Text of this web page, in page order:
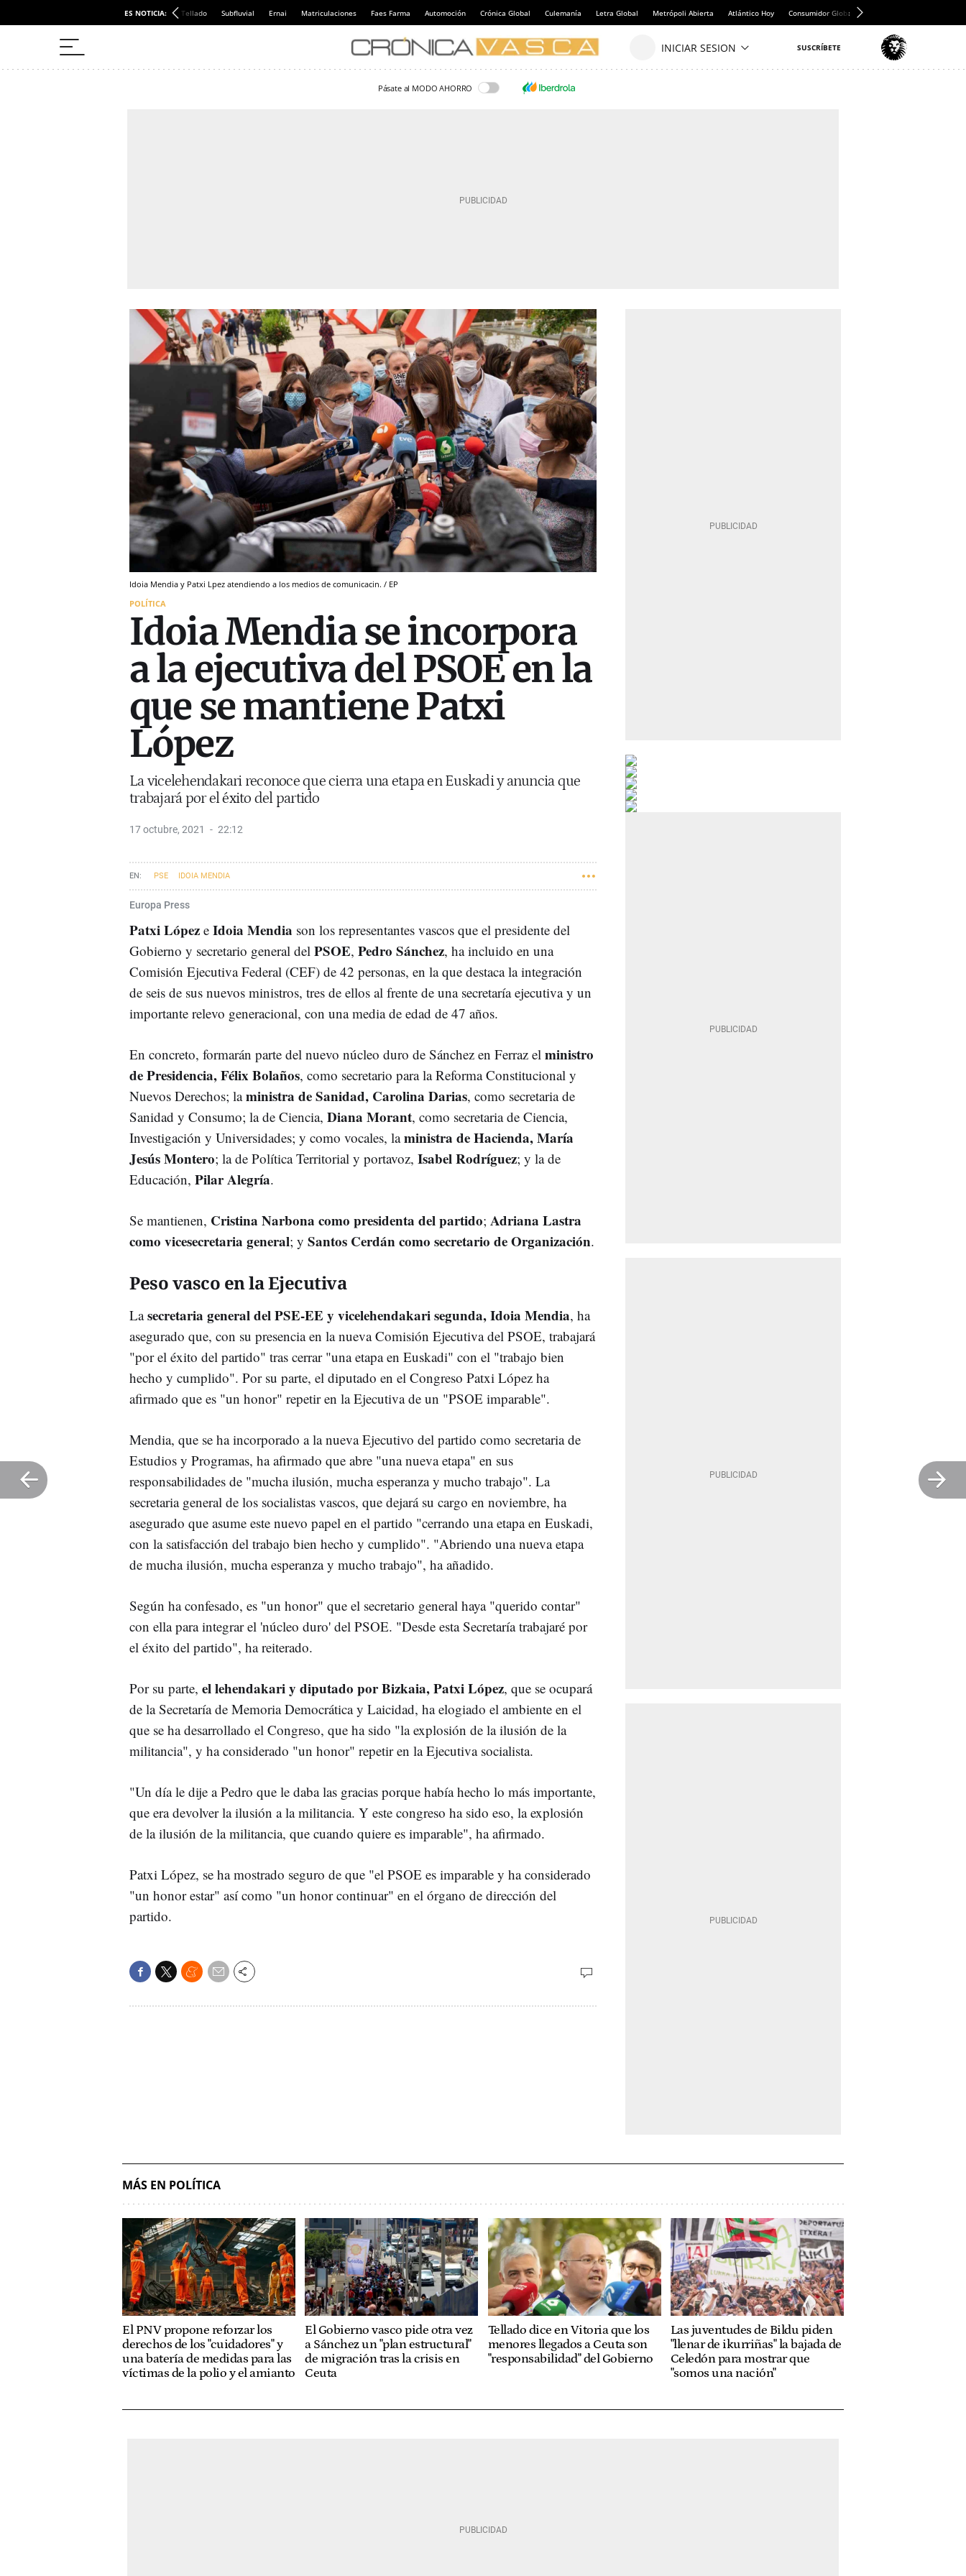
ES NOTICIA: Tellado Subfluvial Ernai Matriculaciones Faes Farma Automoción Crónica Global Culemanía Letra Global Metrópoli Abierta Atlántico Hoy Consumidor Global
Pásate al MODO AHORRO
Idoia Mendia y Patxi Lpez atendiendo a los medios de comunicacin. / EP
POLÍTICA
Idoia Mendia se incorpora
a la ejecutiva del PSOE en la
que se mantiene Patxi
López
La vicelehendakari reconoce que cierra una etapa en Euskadi y anuncia que
trabajará por el éxito del partido
17 octubre, 2021 22:12
PSE IDOIA MENDIA
Europa Press
Patxi López e Idoia Mendia son los representantes vascos que el presidente del
Gobierno y secretario general del PSOE, Pedro Sánchez, ha incluido en una
Comisión Ejecutiva Federal (CEF) de 42 personas, en la que destaca la integración
de seis de sus nuevos ministros, tres de ellos al frente de una secretaría ejecutiva y un
importante relevo generacional, con una media de edad de 47 años.
En concreto, formarán parte del nuevo núcleo duro de Sánchez en Ferraz el ministro
de Presidencia, Félix Bolaños, como secretario para la Reforma Constitucional y
Nuevos Derechos; laministra de Sanidad, Carolina Darias, como secretaria de
Sanidad y Consumo; la de Ciencia, Diana Morant, como secretaria de Ciencia,
Investigación y Universidades; y como vocales, laministra de Hacienda, María
Jesús Montero; la de Política Territorial y portavoz, Isabel Rodríguez; y la de
Educación, Pilar Alegría.
Se mantienen, Cristina Narbona como presidenta del partido; Adriana Lastra
como vicesecretaria general; y Santos Cerdán como secretario de Organización.
Peso vasco en la Ejecutiva
Lasecretaria general del PSE-EE y vicelehendakari segunda, Idoia Mendia, ha
asegurado que, con su presencia en la nueva Comisión Ejecutiva del PSOE, trabajará
"por el éxito del partido" tras cerrar "una etapa en Euskadi" con el "trabajo bien
hecho y cumplido". Por su parte, el diputado en el Congreso Patxi López ha
afirmado que es "un honor" repetir en la Ejecutiva de un "PSOE imparable".
Mendia, que se ha incorporado a la nueva Ejecutivo del partido como secretaria de
Estudios y Programas, ha afirmado que abre "una nueva etapa" en sus
responsabilidades de "mucha ilusión, mucha esperanza y mucho trabajo". La
secretaria general de los socialistas vascos, que dejará su cargo en noviembre, ha
asegurado que asume este nuevo papel en el partido "cerrando una etapa en Euskadi,
con la satisfacción del trabajo bien hecho y cumplido". "Abriendo una nueva etapa
de mucha ilusión, mucha esperanza y mucho trabajo", ha añadido.
Según ha confesado, es "un honor" que el secretario general haya "querido contar"
con ella para integrar el 'núcleo duro' del PSOE. "Desde esta Secretaría trabajaré por
el éxito del partido", ha reiterado.
Por su parte, el lehendakari y diputado por Bizkaia, Patxi López, que se ocupará
de la Secretaría de Memoria Democrática y Laicidad, ha elogiado el ambiente en el
que se ha desarrollado el Congreso, que ha sido "la explosión de la ilusión de la
militancia", y ha considerado "un honor" repetir en la Ejecutiva socialista.
"Un día le dije a Pedro que le daba las gracias porque había hecho lo más importante,
que era devolver la ilusión a la militancia. Y este congreso ha sido eso, la explosión
de la ilusión de la militancia, que cuando quiere es imparable", ha afirmado.
Patxi López, se ha mostrado seguro de que "el PSOE es imparable y ha considerado
"un honor estar" así como "un honor continuar" en el órgano de dirección del
partido.
MÁS EN POLÍTICA
El PNV propone reforzar los
derechos de los "cuidadores" y
una batería de medidas para las
víctimas de la polio y el amianto
El Gobierno vasco pide otra vez
a Sánchez un "plan estructural"
de migración tras la crisis en
Ceuta
Tellado dice en Vitoria que los
menores llegados a Ceuta son
"responsabilidad" del Gobierno
Las juventudes de Bildu piden
"llenar de ikurriñas" la bajada de
Celedón para mostrar que
"somos una nación"